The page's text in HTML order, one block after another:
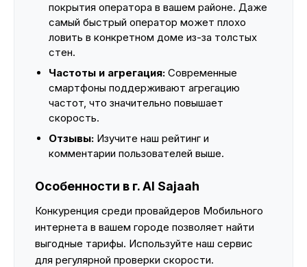
покрытия оператора в вашем районе. Даже
самый быстрый оператор может плохо
ловить в конкретном доме из-за толстых
стен.
Частоты и агрегация: Современные
смартфоны поддерживают агрегацию
частот, что значительно повышает
скорость.
Отзывы: Изучите наш рейтинг и
комментарии пользователей выше.
Особенности в г. Al Sajaah
Конкуренция среди провайдеров Мобильного
интернета в вашем городе позволяет найти
выгодные тарифы. Используйте наш сервис
для регулярной проверки скорости.